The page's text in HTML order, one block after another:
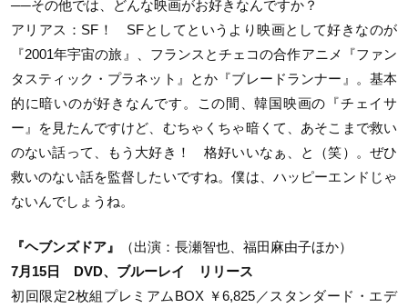
──その他では、どんな映画がお好きなんですか？
アリアス：SF！ SFとしてというより映画として好きなのが
『2001年宇宙の旅』、フランスとチェコの合作アニメ『ファン
タスティック・プラネット』とか『ブレードランナー』。基本
的に暗いのが好きなんです。この間、韓国映画の『チェイサ
ー』を見たんですけど、むちゃくちゃ暗くて、あそこまで救い
のない話って、もう大好き！ 格好いいなぁ、と（笑）。ぜひ
救いのない話を監督したいですね。僕は、ハッピーエンドじゃ
ないんでしょうね。
『ヘブンズドア』
（出演：長瀬智也、福田麻由子ほか）
7月15日 DVD、ブルーレイ リリース
初回限定2枚組プレミアムBOX ￥6,825／スタンダード・エデ